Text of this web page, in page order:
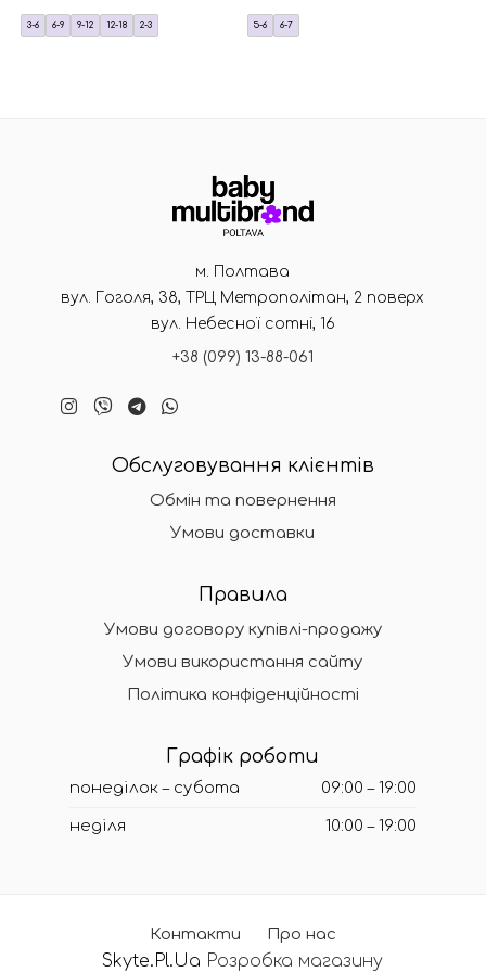
3-6 6-9 9-12 12-18 2-3 5-6 6-7
м. Полтава
вул. Гоголя, 38, ТРЦ Метрополітан, 2 поверх
вул. Небесної сотні, 16
+38 (099) 13-88-061
Обслуговування клієнтів
Обмін та повернення
Умови доставки
Правила
Умови договору купівлі-продажу
Умови використання сайту
Політика конфіденційності
Графік роботи
понеділок – субота 09:00 – 19:00
неділя 10:00 – 19:00
Контакти Про нас
Skyte.Pl.Ua Розробка магазину